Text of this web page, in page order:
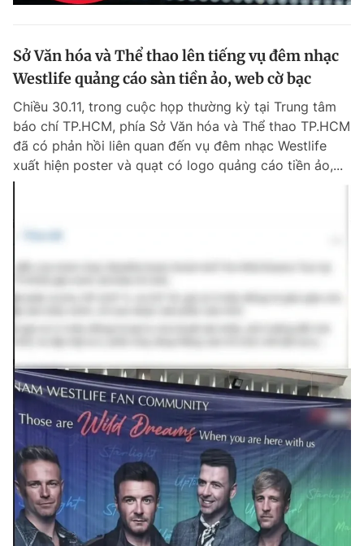
Sở Văn hóa và Thể thao lên tiếng vụ đêm nhạc
Westlife quảng cáo sàn tiền ảo, web cờ bạc
Chiều 30.11, trong cuộc họp thường kỳ tại Trung tâm
báo chí TP.HCM, phía Sở Văn hóa và Thể thao TP.HCM
đã có phản hồi liên quan đến vụ đêm nhạc Westlife
xuất hiện poster và quạt có logo quảng cáo tiền ảo,...